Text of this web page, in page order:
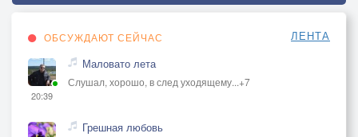
ОБСУЖДАЮТ СЕЙЧАС ЛЕНТА
20:39
Маловато лета
Слушал, хорошо, в след уходящему...+7
Грешная любовь